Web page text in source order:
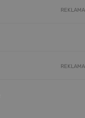
REKLAMA
REKLAMA